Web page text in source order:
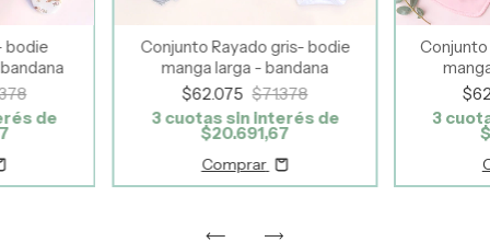
bodie
de
Conjunto Rayado gris- bodie
manga larga - bandana
$62.075 $71.378
3 cuotas sin interés de
$20.691,67
Comprar
3